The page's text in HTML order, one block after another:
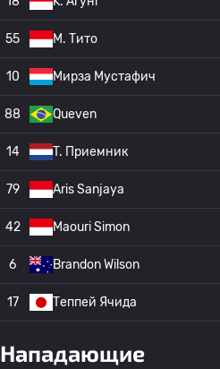
55 M. Тито
10 Мирза Мустафич
88 Queven
14 T. Приемник
79 Aris Sanjaya
42 Maouri Simon
6 Brandon Wilson
17 Теппей Ячида
Нападающие